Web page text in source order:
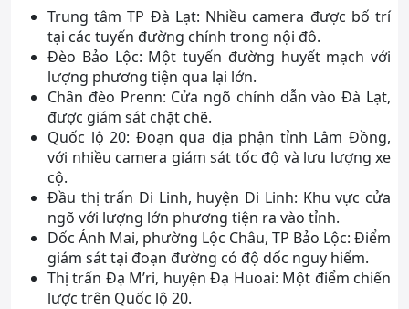
Trung tâm TP Đà Lạt: Nhiều camera được bố trí
tại các tuyến đường chính trong nội đô.
Đèo Bảo Lộc: Một tuyến đường huyết mạch với
lượng phương tiện qua lại lớn.
Chân đèo Prenn: Cửa ngõ chính dẫn vào Đà Lạt,
được giám sát chặt chẽ.
Quốc lộ 20: Đoạn qua địa phận tỉnh Lâm Đồng,
với nhiều camera giám sát tốc độ và lưu lượng xe
cộ.
Đầu thị trấn Di Linh, huyện Di Linh: Khu vực cửa
ngõ với lượng lớn phương tiện ra vào tỉnh.
Dốc Ánh Mai, phường Lộc Châu, TP Bảo Lộc: Điểm
giám sát tại đoạn đường có độ dốc nguy hiểm.
Thị trấn Đạ M’ri, huyện Đạ Huoai: Một điểm chiến
lược trên Quốc lộ 20.